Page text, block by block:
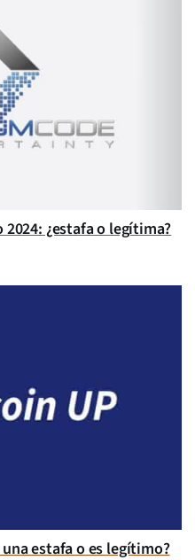
¿estafa o legítima?
estafa o es legítimo?